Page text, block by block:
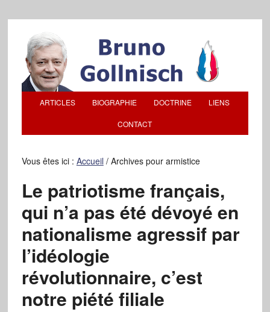
ARTICLES BIOGRAPHIE DOCTRINE LIENS
CONTACT
Vous êtes ici : Accueil /Archives pour armistice
Le patriotisme français,
qui n’a pas été dévoyé en
nationalisme agressif par
l’idéologie
révolutionnaire, c’est
notre piété filiale